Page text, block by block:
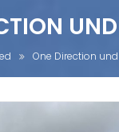
One Direction und